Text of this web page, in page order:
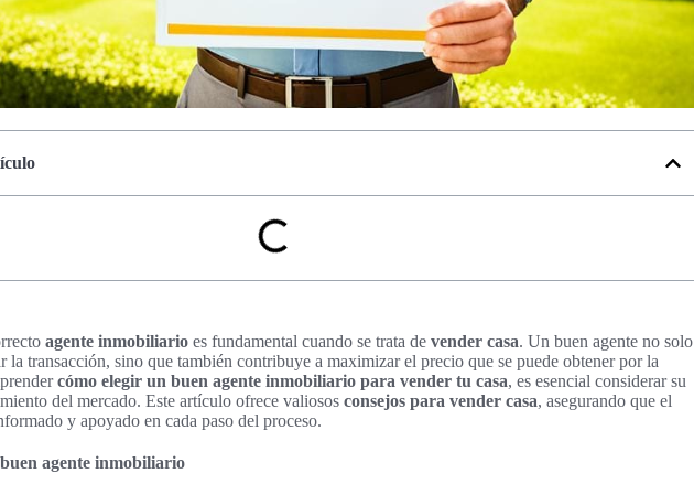
agente inmobiliario es fundamental cuando se trata de vender casa. Un buen agente no solo
la transacción, sino que también contribuye a maximizar el precio que se puede obtener por la
cómo elegir un buen agente inmobiliario para vender tu casa, es esencial considerar su
del mercado. Este artículo ofrece valiosos consejos para vender casa, asegurando que el
y apoyado en cada paso del proceso.
agente inmobiliario